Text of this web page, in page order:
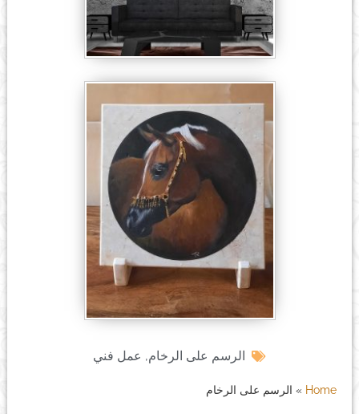
الرسم على الرخام, عمل فني
Home
» الرسم على الرخام